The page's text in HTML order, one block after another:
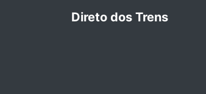
Direto dos Trens